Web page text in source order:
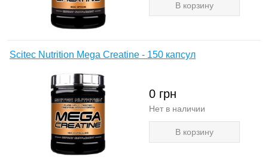
В корзину
Scitec Nutrition Mega Creatine - 150 капсул
0 грн
Нет в наличии
В корзину